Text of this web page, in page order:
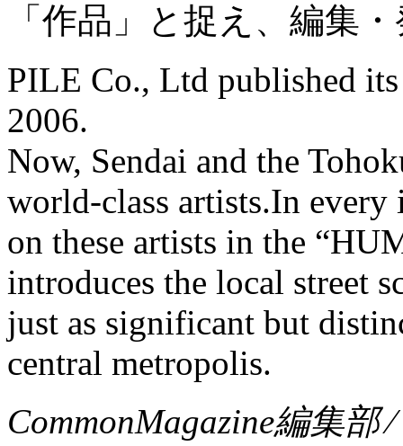
「作品」と捉え、編集
PILE Co., Ltd published
2006.
Now, Sendai and the
world-class artists.In
on these artists in the
introduces the local street
just as significant but
central metropolis.
CommonMagazine編集